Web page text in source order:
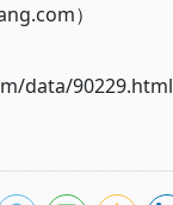
）
data/90229.html